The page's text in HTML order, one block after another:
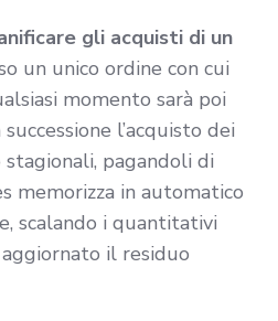
gli acquisti di un
un unico ordine con cui
momento sarà poi
l’acquisto dei
pagandoli di
memorizza in automatico
scalando i quantitativi
il residuo